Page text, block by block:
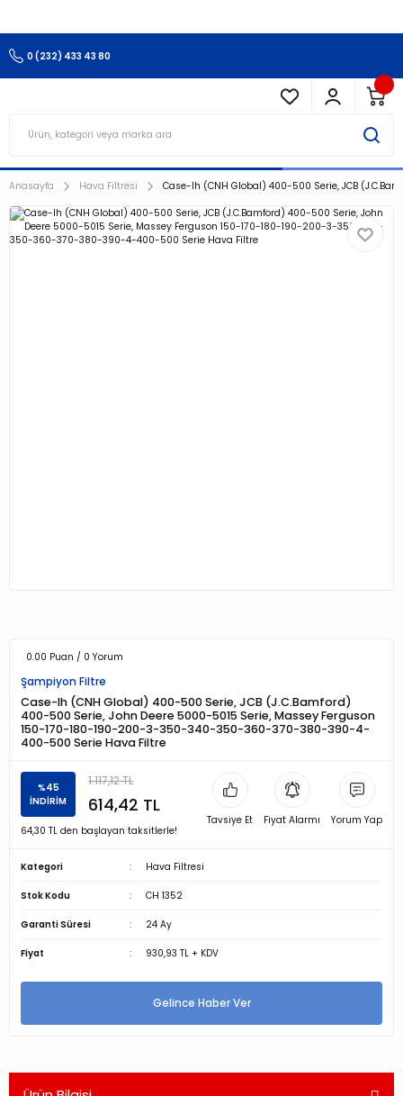
0 (232) 433 43 80
Anasayfa Hava Filtresi Case-Ih (CNH Global) 400-500 Serie, JCB
0.00 Puan / 0 Yorum
Şampiyon Filtre
Case-Ih (CNH Global) 400-500 Serie, JCB (J.C.Bamford)
400-500 Serie, John Deere 5000-5015 Serie, Massey Ferguson
150-170-180-190-200-3-350-340-350-360-370-380-390-4-
400-500 Serie Hava Filtre
%45
İNDİRİM
1.117,12 TL
614,42 TL
64,30 TL den başlayan taksitlerle!
Tavsiye Et Fiyat Alarmı Yorum Yap
Kategori Hava Filtresi
Stok Kodu CH 1352
Garanti Süresi 24 Ay
Fiyat 930,93 TL + KDV
Gelince Haber Ver